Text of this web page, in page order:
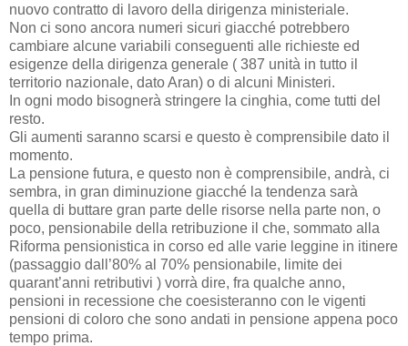
nuovo contratto di lavoro della dirigenza ministeriale.
Non ci sono ancora numeri sicuri giacché potrebbero
cambiare alcune variabili conseguenti alle richieste ed
esigenze della dirigenza generale ( 387 unità in tutto il
territorio nazionale, dato Aran) o di alcuni Ministeri.
In ogni modo bisognerà stringere la cinghia, come tutti del
resto.
Gli aumenti saranno scarsi e questo è comprensibile dato il
momento.
La pensione futura, e questo non è comprensibile, andrà, ci
sembra, in gran diminuzione giacché la tendenza sarà
quella di buttare gran parte delle risorse nella parte non, o
poco, pensionabile della retribuzione il che, sommato alla
Riforma pensionistica in corso ed alle varie leggine in itinere
(passaggio dall’80% al 70% pensionabile, limite dei
quarant’anni retributivi ) vorrà dire, fra qualche anno,
pensioni in recessione che coesisteranno con le vigenti
pensioni di coloro che sono andati in pensione appena poco
tempo prima.